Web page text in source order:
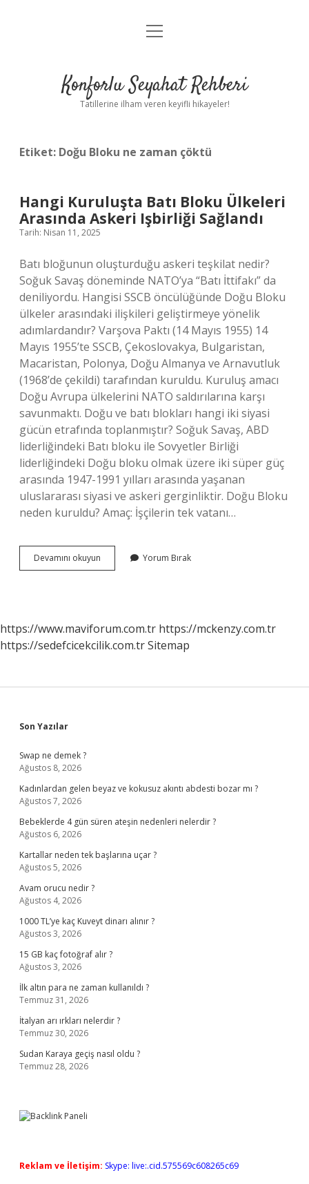
Anasayfa
Yasal Uyarı
menüyü
Konforlu Seyahat Rehberi
Tatillerine ilham veren keyifli hikayeler!
Etiket: Doğu Bloku ne zaman çöktü
Hangi Kuruluşta Batı Bloku Ülkeleri
Arasında Askeri Işbirliği Sağlandı
Tarih: Nisan 11, 2025
Batı bloğunun oluşturduğu askeri teşkilat nedir?
Soğuk Savaş döneminde NATO’ya “Batı İttifakı” da
deniliyordu. Hangisi SSCB öncülüğünde Doğu Bloku
ülkeler arasındaki ilişkileri geliştirmeye yönelik
adımlardandır? Varşova Paktı (14 Mayıs 1955) 14
Mayıs 1955’te SSCB, Çekoslovakya, Bulgaristan,
Macaristan, Polonya, Doğu Almanya ve Arnavutluk
(1968’de çekildi) tarafından kuruldu. Kuruluş amacı
Doğu Avrupa ülkelerini NATO saldırılarına karşı
savunmaktı. Doğu ve batı blokları hangi iki siyasi
gücün etrafında toplanmıştır? Soğuk Savaş, ABD
liderliğindeki Batı bloku ile Sovyetler Birliği
liderliğindeki Doğu bloku olmak üzere iki süper güç
arasında 1947-1991 yılları arasında yaşanan
uluslararası siyasi ve askeri gerginliktir. Doğu Bloku
neden kuruldu? Amaç: İşçilerin tek vatanı…
Devamını okuyun
Kuruluşta
Askeri
Işbirliği
Yorum Bırak
https://www.maviforum.com.tr https://mckenzy.com.tr
https://sedefcicekcilik.com.trSitemap
Sidebar
Son Yazılar
Swap ne demek ?
Ağustos 8, 2026
Kadınlardan gelen beyaz ve kokusuz akıntı abdesti bozar mı ?
Ağustos 7, 2026
Bebeklerde 4 gün süren ateşin nedenleri nelerdir ?
Ağustos 6, 2026
Kartallar neden tek başlarına uçar ?
Ağustos 5, 2026
Avam orucu nedir ?
Ağustos 4, 2026
1000 TL’ye kaç Kuveyt dinarı alınır ?
Ağustos 3, 2026
15 GB kaç fotoğraf alır ?
Ağustos 3, 2026
İlk altın para ne zaman kullanıldı ?
Temmuz 31, 2026
İtalyan arı ırkları nelerdir ?
Temmuz 30, 2026
Sudan Karaya geçiş nasıl oldu ?
Temmuz 28, 2026
Reklam ve İletişim: Skype: live:.cid.575569c608265c69